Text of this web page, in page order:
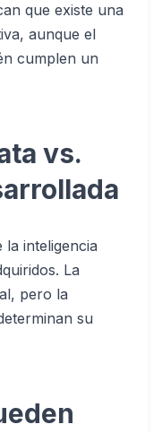
que existe una
aunque el
cumplen un
vs.
la inteligencia
La
pero la
su